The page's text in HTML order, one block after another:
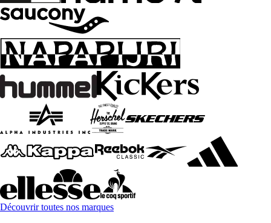
Découvrir toutes nos marques